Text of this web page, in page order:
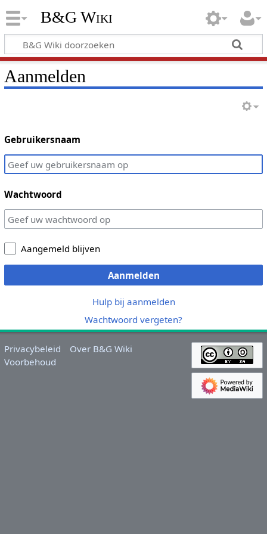
B&G Wiki
Aanmelden
Gebruikersnaam
Wachtwoord
Aangemeld blijven
Aanmelden
Hulp bij aanmelden
Wachtwoord vergeten?
Privacybeleid
Over B&G Wiki
Voorbehoud